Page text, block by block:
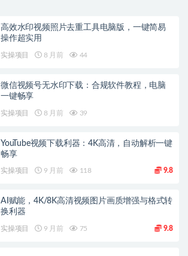
高效水印视频照片去重工具电脑版，一键简易
操作超实用
实操项目 8 月前 44
微信视频号无水印下载：合规软件教程，电脑
一键畅享
实操项目 8 月前 39
YouTube视频下载利器：4K高清，自动解析一键
畅享
实操项目 9 月前 118 9.8
AI赋能，4K/8K高清视频图片画质增强与格式转
换利器
实操项目 9 月前 75 9.8